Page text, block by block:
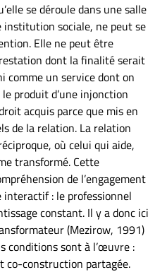
se déroule dans une salle
institution sociale, ne peut se
Elle ne peut être
dont la finalité serait
comme un service dont on
produit d’une injonction
acquis parce que mis en
de la relation. La relation
où celui qui aide,
transformé. Cette
de l’engagement
: le professionnel
constant. Il y a donc ici
(Mezirow, 1991)
conditions sont à l’œuvre :
co-construction partagée.